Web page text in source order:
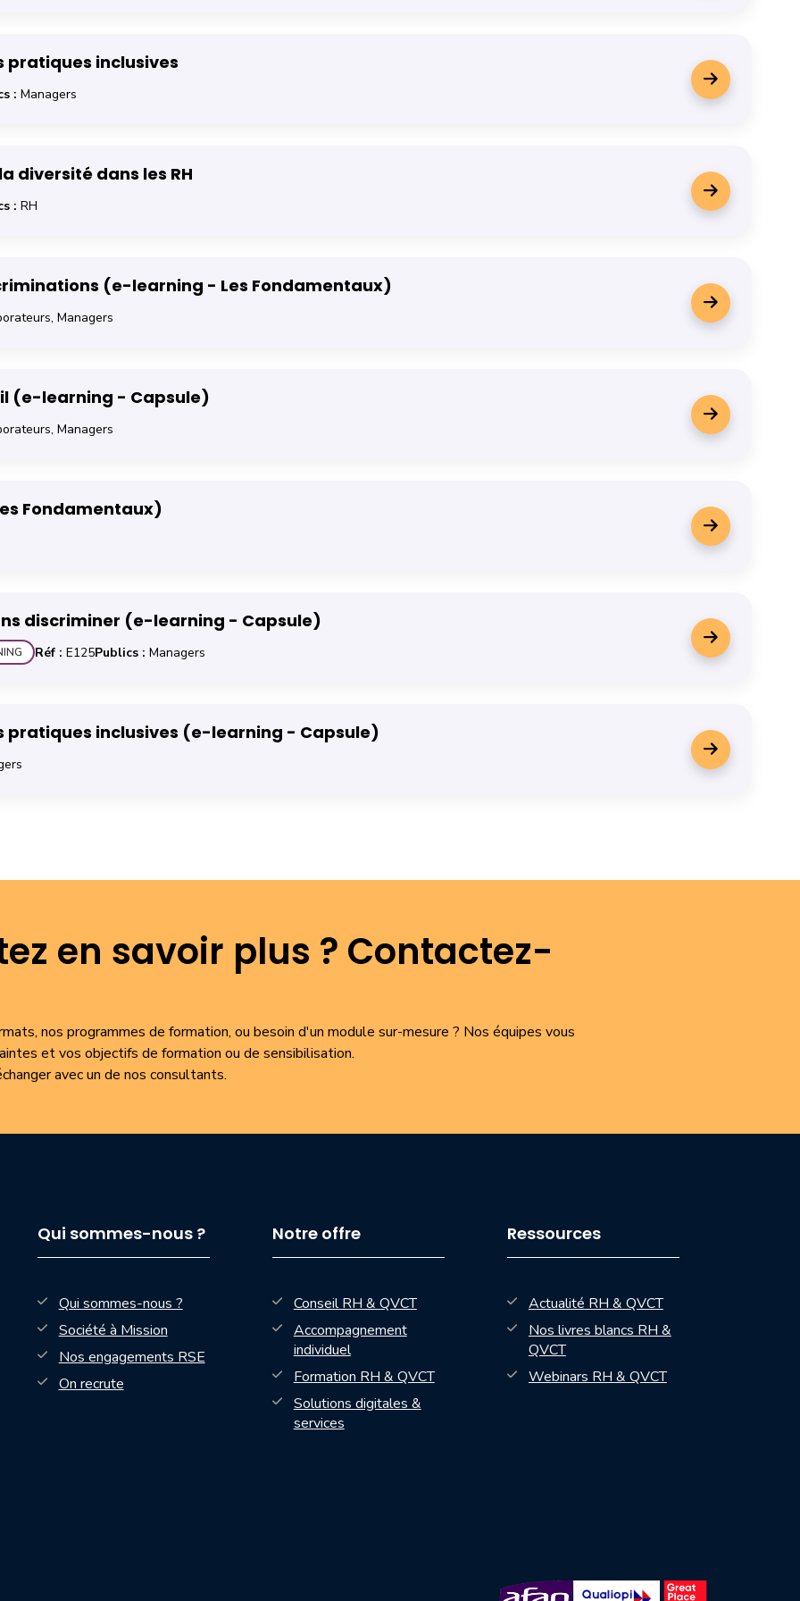
pratiques inclusives
: Managers
adopter des pratiques inclusives
diversité dans les RH
: RH
promouvoir la diversité dans les RH
(e-learning - Les Fondamentaux)
Managers
des discriminations (e-learning - Les Fondamentaux)
(e-learning - Capsule)
Managers
au travail (e-learning - Capsule)
Fondamentaux)
learning - Les Fondamentaux)
discriminer (e-learning - Capsule)
Réf : E125Publics : Managers
sans discriminer (e-learning - Capsule)
pratiques inclusives (e-learning - Capsule)
adopter des pratiques inclusives (e-learning - Capsule)
en savoir plus ? Contactez-
nos programmes de formation, ou besoin d'un module sur-mesure ? Nos équipes vous
et vos objectifs de formation ou de sensibilisation.
avec un de nos consultants.
Qui sommes-nous ?
Qui sommes-nous ?
Société à Mission
Nos engagements RSE
On recrute
Notre offre
Conseil RH & QVCT
Accompagnement
individuel
Formation RH & QVCT
Solutions digitales &
services
Ressources
Actualité RH & QVCT
Nos livres blancs RH &
QVCT
Webinars RH & QVCT— nouvelle fenêtre